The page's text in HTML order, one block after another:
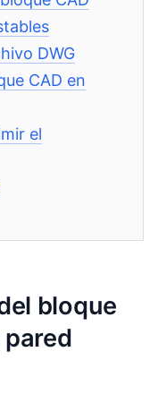
DWG
CAD en
el
bloque